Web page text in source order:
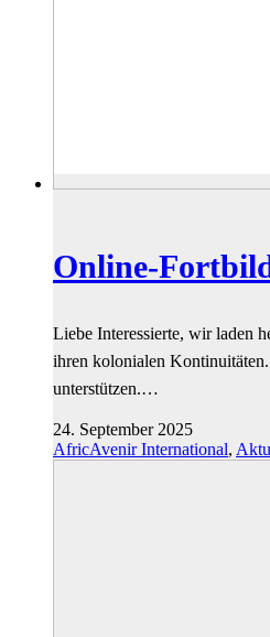
Online-
Liebe Interessierte, wir laden
ihren kolonialen
unterstützen.…
24. September 2025
AfricAvenir International,